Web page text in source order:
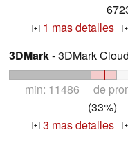
+ 1 mas detalles +
3DMark- 3DMark
min: 11486 de
(33%)
+ 3 mas detalles +